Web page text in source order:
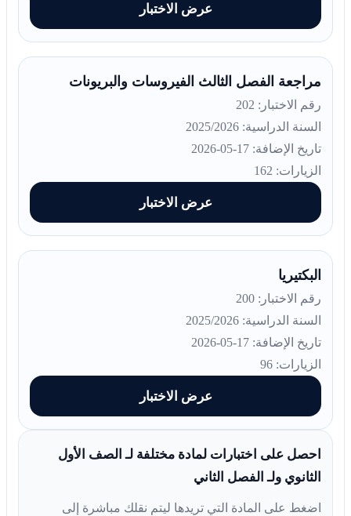
عرض الاختبار
مراجعة الفصل الثالث الفيروسات والبريونات
رقم الاختبار: 202
السنة الدراسية: 2025/2026
تاريخ الإضافة: 17-05-2026
الزيارات: 162
عرض الاختبار
البكتيريا
رقم الاختبار: 200
السنة الدراسية: 2025/2026
تاريخ الإضافة: 17-05-2026
الزيارات: 96
عرض الاختبار
احصل على اختبارات لمادة مختلفة لـ الصف الأول
الثانوي ولـ الفصل الثاني
اضغط على المادة التي تريدها ليتم نقلك مباشرة إلى